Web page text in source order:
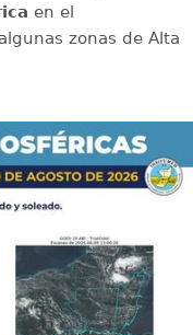
en el
zonas de Alta